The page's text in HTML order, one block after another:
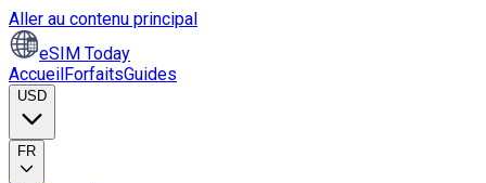
Aller au contenu principal
eSIM Today
AccueilForfaitsGuides
USD
FR